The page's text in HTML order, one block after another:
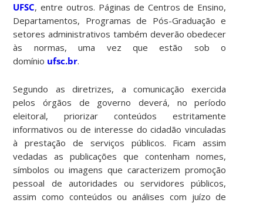
UFSC, entre outros. Páginas de Centros de Ensino,
Departamentos, Programas de Pós-Graduação e
setores administrativos também deverão obedecer
às normas, uma vez que estão sob o
domínio ufsc.br.
Segundo as diretrizes, a comunicação exercida
pelos órgãos de governo deverá, no período
eleitoral, priorizar conteúdos estritamente
informativos ou de interesse do cidadão vinculadas
à prestação de serviços públicos. Ficam assim
vedadas as publicações que contenham nomes,
símbolos ou imagens que caracterizem promoção
pessoal de autoridades ou servidores públicos,
assim como conteúdos ou análises com juízo de